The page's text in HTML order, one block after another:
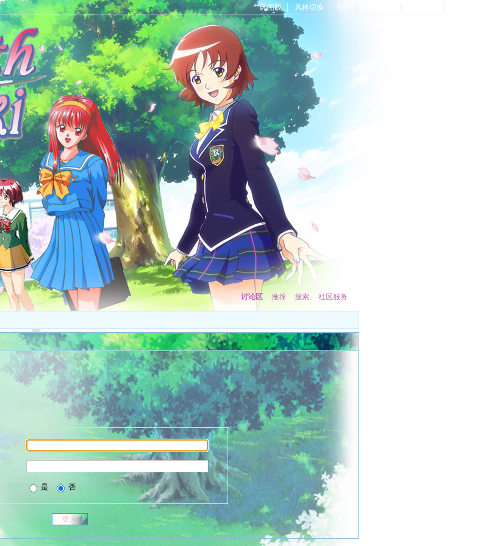
无图版 风格切换 帮助
讨论区 推荐 搜索 社区服务
是 否